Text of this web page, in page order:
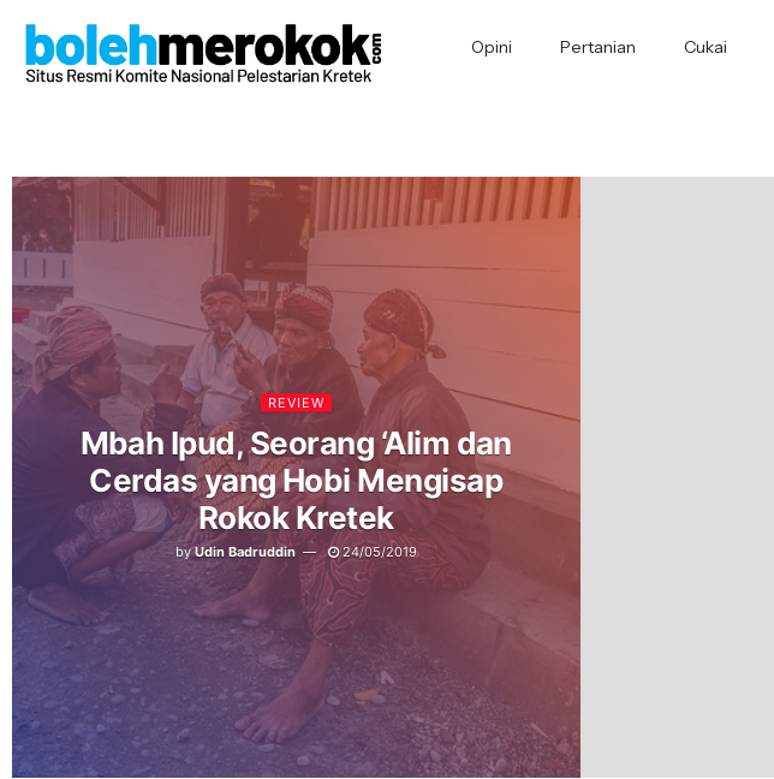
Opini Pertanian Cukai
REVIEW
Mbah Ipud, Seorang ‘Alim dan
Cerdas yang Hobi Mengisap
Rokok Kretek
by Udin Badruddin 24/05/2019